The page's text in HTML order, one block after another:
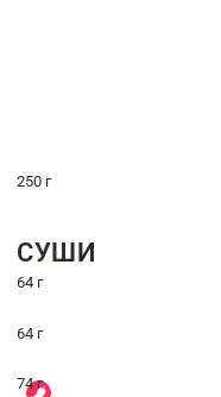
250 г
СУШИ
64 г
64 г
74 г